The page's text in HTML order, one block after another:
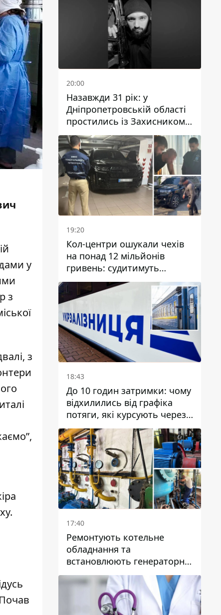
у
з
з
20:00
Назавжди 31 рік: у
Дніпропетровській області
простились із Захисником
Олександром Рєпіним
19:20
Кол-центри ошукали чехів
на понад 12 мільйонів
гривень: судитимуть
дніпрянина, який
організував
транснаціональну злочинну
організацію
18:43
До 10 годин затримки: чому
відхилились від графіка
потяги, які курсують через
Дніпро та область
17:40
Ремонтують котельне
обладнання та
встановлюють генераторні
установки: як у Дніпрі
готуються до
опалювального сезону